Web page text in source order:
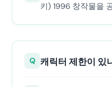
키) 1996 창작물을
Q 캐릭터 제한이 있